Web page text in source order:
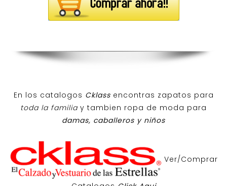
En los catalogos Cklass encontras zapatos para
toda la familiay tambien ropa de moda para
damas, caballeros y niños
Ver/Comprar